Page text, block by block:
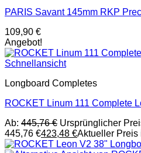
PARIS Savant 145mm RKP
109,90 €
Angebot!
Schnellansicht
Longboard Completes
ROCKET Linum 111 Complete
Ab: 445,76€ Ursprünglicher
445,76 €423,48 €Aktueller Preis